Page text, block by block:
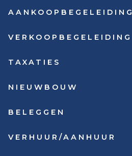
AANKOOPBEGELEIDING
VERKOOPBEGELEIDING
TAXATIES
NIEUWBOUW
BELEGGEN
VERHUUR/AANHUUR